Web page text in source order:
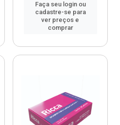
Faça seu login ou
cadastre-se para
ver preços e
comprar